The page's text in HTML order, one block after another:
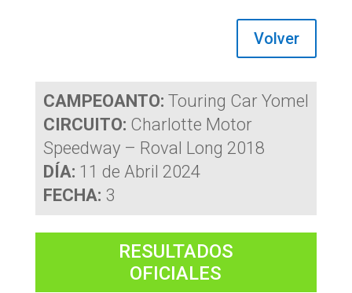
Volver
CAMPEOANTO: Touring Car Yomel
CIRCUITO: Charlotte Motor
Speedway – Roval Long 2018
DÍA: 11 de Abril 2024
FECHA: 3
RESULTADOS
OFICIALES